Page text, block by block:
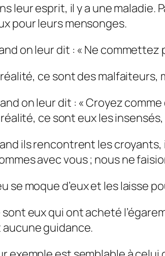
leur esprit, il y a une
pour leurs mensonges.
on leur dit : « Ne commettez
ce sont des malfaiteurs,
on leur dit : « Croyez
réalité, ce sont eux les
ils rencontrent les croyants,
avec vous ; nous ne
se moque d’eux et les laisse
sont eux qui ont acheté
guidance.